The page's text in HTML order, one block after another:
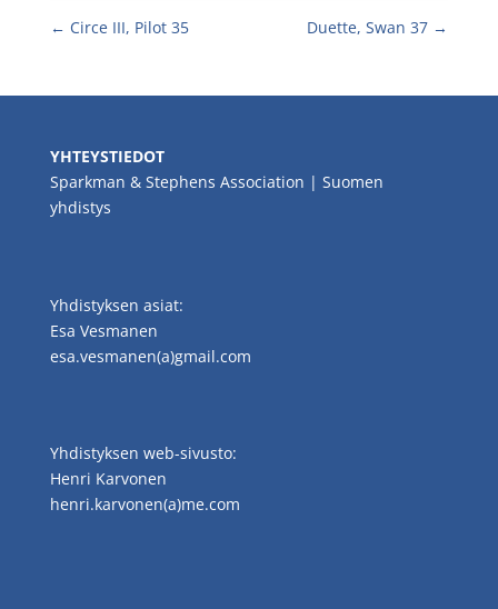
← Circe III, Pilot 35 Duette, Swan 37 →
YHTEYSTIEDOT
Sparkman & Stephens Association | Suomen
yhdistys
Yhdistyksen asiat:
Esa Vesmanen
esa.vesmanen(a)gmail.com
Yhdistyksen web-sivusto:
Henri Karvonen
henri.karvonen(a)me.com